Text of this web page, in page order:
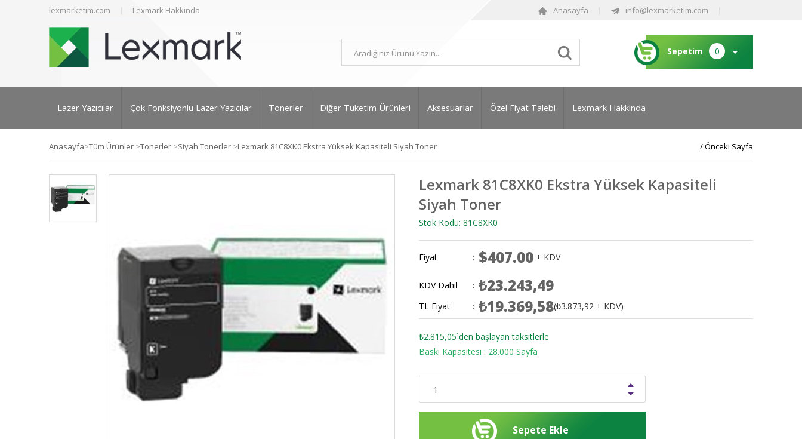
lexmarketim.com Lexmark Hakkında Anasayfa info@lexmarketim.com
Sepetim 0
Lazer Yazıcılar Çok Fonksiyonlu Lazer Yazıcılar Tonerler Diğer Tüketim Ürünleri Aksesuarlar Özel Fiyat Talebi Lexmark Hakkında
Anasayfa>Tüm Ürünler >Tonerler >Siyah Tonerler >Lexmark 81C8XK0 Ekstra Yüksek Kapasiteli Siyah Toner / Önceki Sayfa
Lexmark 81C8XK0 Ekstra Yüksek Kapasiteli
Siyah Toner
Stok Kodu: 81C8XK0
Fiyat : $407.00 + KDV
KDV Dahil : ₺23.243,49
TL Fiyat : ₺19.369,58(₺3.873,92 + KDV)
₺2.815,05`den başlayan taksitlerle
Baskı Kapasitesi : 28.000 Sayfa